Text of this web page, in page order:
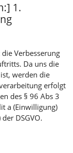
1.
Verbesserung
Da uns die
werden die
erfolgt
des § 96 Abs 3
a (Einwilligung)
DSGVO.